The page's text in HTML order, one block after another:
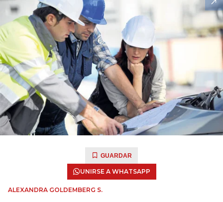
GUARDAR
UNIRSE A WHATSAPP
ALEXANDRA GOLDEMBERG S.